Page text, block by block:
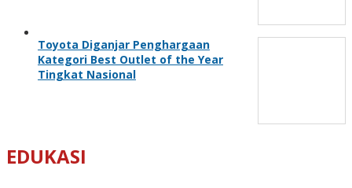
Toyota Diganjar Penghargaan
Kategori Best Outlet of the Year
Tingkat Nasional
EDUKASI